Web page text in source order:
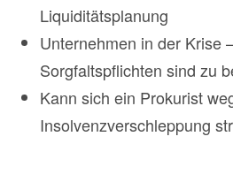
Liquiditätsplanung
Unternehmen in der Krise
Sorgfaltspflichten sind zu
Kann sich ein Prokurist
Insolvenzverschleppung